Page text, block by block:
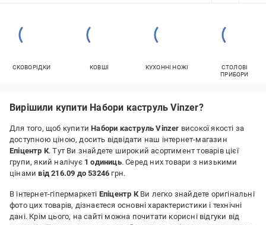
СКОВОРІДКИ КОВШІ КУХОННІ НОЖІ
СТОЛОВІ
ПРИБОРИ
Вирішили купити Набори каструль Vinzer?
Для того, щоб купитиНабори каструль Vinzer високої якості за
доступною ціною, досить відвідати наш інтернет-магазин
Епіцентр К. Тут Ви знайдете широкий асортимент товарів цієї
групи, який налічує 1 одиниць. Серед них товари з низькими
цінамивід 216.09 до 53246 грн.
В інтернет-гіпермаркеті Епіцентр КВи легко знайдете оригінальні
фото цих товарів, дізнаєтеся основні характеристики і технічні
дані. Крім цього, на сайті можна почитати корисні відгуки від